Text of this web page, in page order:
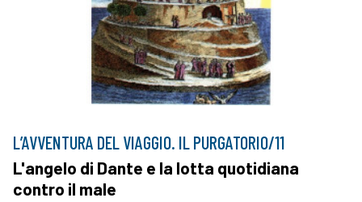
L’AVVENTURA DEL VIAGGIO. IL PURGATORIO/11
L'angelo di Dante e la lotta quotidiana
contro il male